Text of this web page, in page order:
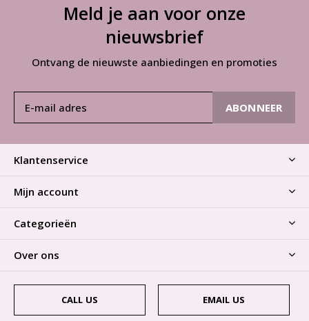
Meld je aan voor onze
nieuwsbrief
Ontvang de nieuwste aanbiedingen en promoties
ABONNEER
Klantenservice
Mijn account
Categorieën
Over ons
CALL US EMAIL US